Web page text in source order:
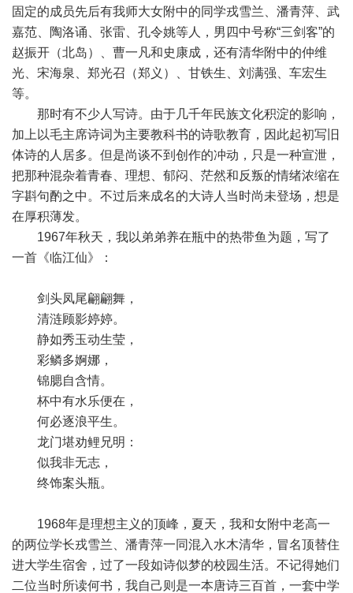
固定的成员先后有我师大女附中的同学戎雪兰、潘青萍、武
嘉范、陶洛诵、张雷、孔令姚等人，男四中号称“三剑客”的
赵振开（北岛）、曹一凡和史康成，还有清华附中的仲维
光、宋海泉、郑光召（郑义）、甘铁生、刘满强、车宏生
等。
那时有不少人写诗。由于几千年民族文化积淀的影响，
加上以毛主席诗词为主要教科书的诗歌教育，因此起初写旧
体诗的人居多。但是尚谈不到创作的冲动，只是一种宣泄，
把那种混杂着青春、理想、郁闷、茫然和反叛的情绪浓缩在
字斟句酌之中。不过后来成名的大诗人当时尚未登场，想是
在厚积薄发。
1967年秋天，我以弟弟养在瓶中的热带鱼为题，写了
一首《临江仙》：
剑头凤尾翩翩舞，
清涟顾影婷婷。
静如秀玉动生莹，
彩鳞多婀娜，
锦腮自含情。
杯中有水乐便在，
何必逐浪平生。
龙门堪劝鲤兄明：
似我非无志，
终饰案头瓶。
1968年是理想主义的顶峰，夏天，我和女附中老高一
的两位学长戎雪兰、潘青萍一同混入水木清华，冒名顶替住
进大学生宿舍，过了一段如诗似梦的校园生活。不记得她们
二位当时所读何书，我自己则是一本唐诗三百首，一套中学